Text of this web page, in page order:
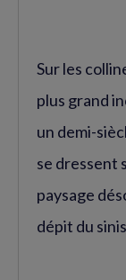
Sur les
plus grand
un demi-
se dressent
paysage
dépit du